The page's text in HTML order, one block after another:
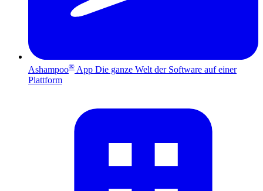
Ashampoo® App Die ganze Welt der Software auf einer
Plattform